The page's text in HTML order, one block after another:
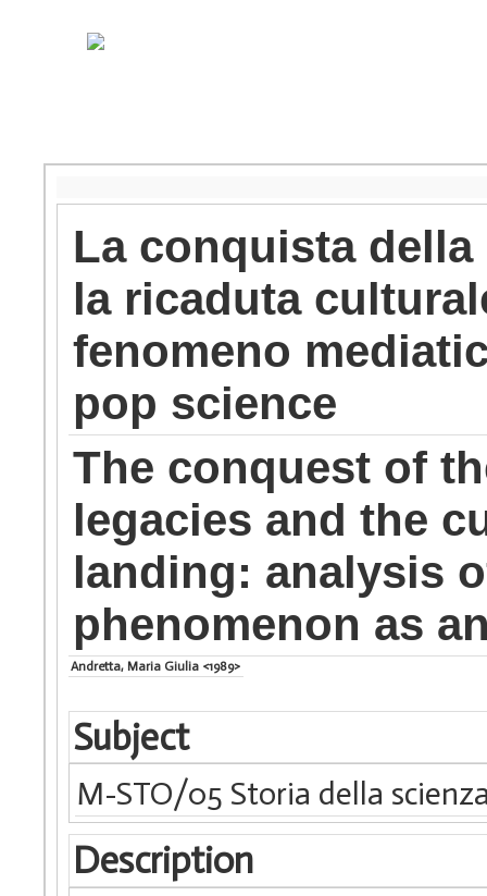
La conquista
la ricaduta
fenomeno
pop science
The conquest of
legacies and the
landing: analysis
phenomenon as
Andretta, Maria Giulia <1989>
Subject
M-STO/05 Storia della
Description